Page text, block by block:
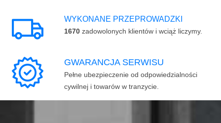
WYKONANE PRZEPROWADZKI
1670 zadowolonych klientów i wciąż liczymy.
GWARANCJA SERWISU
Pełne ubezpieczenie od odpowiedzialności
cywilnej i towarów w tranzycie.